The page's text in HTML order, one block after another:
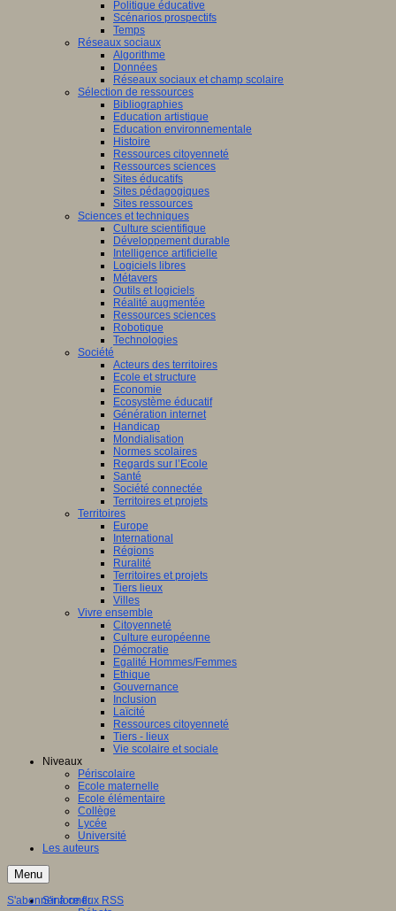
Politique éducative
Scénarios prospectifs
Temps
Réseaux sociaux
Algorithme
Données
Réseaux sociaux et champ scolaire
Sélection de ressources
Bibliographies
Education artistique
Education environnementale
Histoire
Ressources citoyenneté
Ressources sciences
Sites éducatifs
Sites pédagogiques
Sites ressources
Sciences et techniques
Culture scientifique
Développement durable
Intelligence artificielle
Logiciels libres
Métavers
Outils et logiciels
Réalité augmentée
Ressources sciences
Robotique
Technologies
Société
Acteurs des territoires
Ecole et structure
Economie
Ecosystème éducatif
Génération internet
Handicap
Mondialisation
Normes scolaires
Regards sur l’Ecole
Santé
Société connectée
Territoires et projets
Territoires
Europe
International
Régions
Ruralité
Territoires et projets
Tiers lieux
Villes
Vivre ensemble
Citoyenneté
Culture européenne
Démocratie
Egalité Hommes/Femmes
Ethique
Gouvernance
Inclusion
Laïcité
Ressources citoyenneté
Tiers - lieux
Vie scolaire et sociale
Niveaux
Périscolaire
Ecole maternelle
Ecole élémentaire
Collège
Lycée
Université
Les auteurs
Menu
S'informer
S'abonner à ce flux RSS